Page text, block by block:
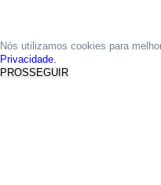
Nós utilizamos cookies para
Privacidade.
PROSSEGUIR